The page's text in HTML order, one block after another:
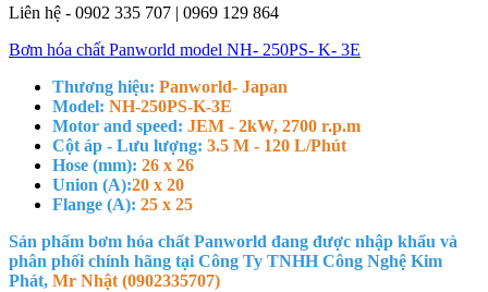
Liên hệ - 0902 335 707 | 0969 129 864
Bơm hóa chất Panworld model NH- 250PS- K- 3E
Thương hiệu: Panworld- Japan
Model: NH-250PS-K-3E
Motor and speed: JEM - 2kW, 2700 r.p.m
Cột áp - Lưu lượng: 3.5 M - 120 L/Phút
Hose (mm): 26 x 26
Union (A):20 x 20
Flange (A): 25 x 25
Sản phẩm bơm hóa chất Panworld đang được nhập khẩu và
phân phối chính hãng tại Công Ty TNHH Công Nghệ Kim
Phát, Mr Nhật (0902335707)